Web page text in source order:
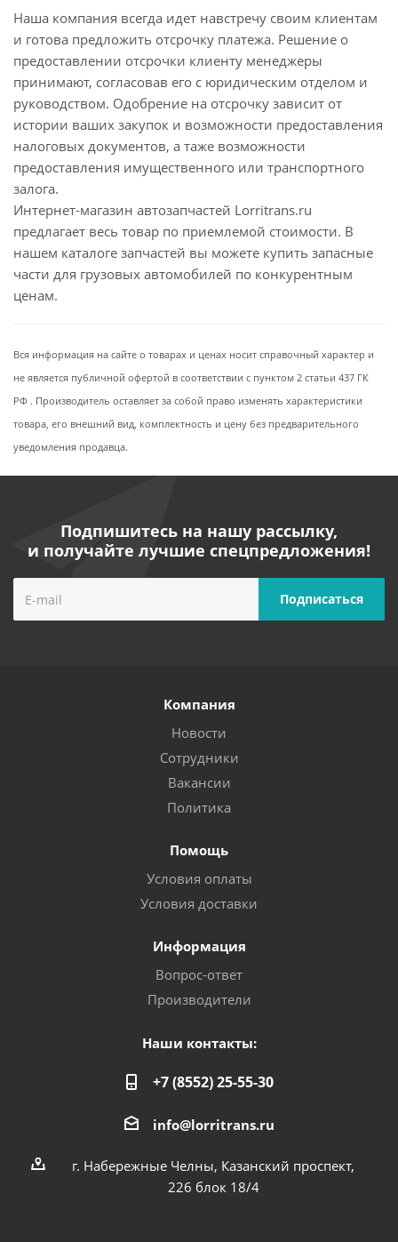
Наша компания всегда идет навстречу своим клиентам
и готова предложить отсрочку платежа. Решение о
предоставлении отсрочки клиенту менеджеры
принимают, согласовав его с юридическим отделом и
руководством. Одобрение на отсрочку зависит от
истории ваших закупок и возможности предоставления
налоговых документов, а таже возможности
предоставления имущественного или транспортного
залога.
Интернет-магазин автозапчастей Lorritrans.ru
предлагает весь товар по приемлемой стоимости. В
нашем каталоге запчастей вы можете купить запасные
части для грузовых автомобилей по конкурентным
ценам.
Вся информация на сайте о товарах и ценах носит справочный характер и
не является публичной офертой в соответствии с пунктом 2 статьи 437 ГК
РФ . Производитель оставляет за собой право изменять характеристики
товара, его внешний вид, комплектность и цену без предварительного
уведомления продавца.
Подпишитесь на нашу рассылку,
и получайте лучшие спецпредложения!
Компания
Новости
Сотрудники
Вакансии
Политика
Помощь
Условия оплаты
Условия доставки
Информация
Вопрос-ответ
Производители
Наши контакты:
+7 (8552) 25-55-30
info@lorritrans.ru
г. Набережные Челны, Казанский проспект,
226 блок 18/4